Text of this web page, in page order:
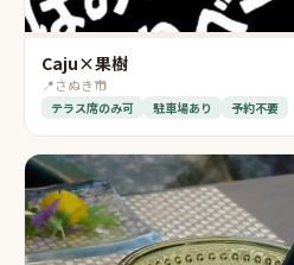
Caju×果樹
📍さぬき市
テラス席のみ可 駐車場あり 予約不要